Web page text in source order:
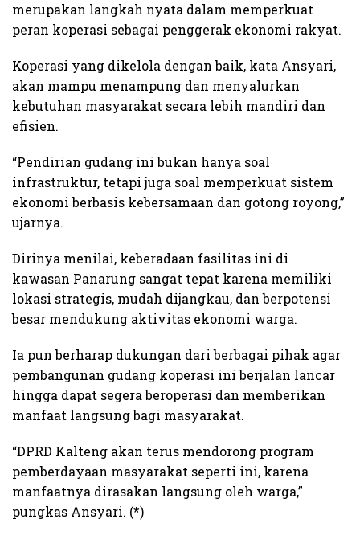
merupakan langkah nyata dalam memperkuat
peran koperasi sebagai penggerak ekonomi rakyat.
Koperasi yang dikelola dengan baik, kata Ansyari,
akan mampu menampung dan menyalurkan
kebutuhan masyarakat secara lebih mandiri dan
efisien.
“Pendirian gudang ini bukan hanya soal
infrastruktur, tetapi juga soal memperkuat sistem
ekonomi berbasis kebersamaan dan gotong royong,”
ujarnya.
Dirinya menilai, keberadaan fasilitas ini di
kawasan Panarung sangat tepat karena memiliki
lokasi strategis, mudah dijangkau, dan berpotensi
besar mendukung aktivitas ekonomi warga.
Ia pun berharap dukungan dari berbagai pihak agar
pembangunan gudang koperasi ini berjalan lancar
hingga dapat segera beroperasi dan memberikan
manfaat langsung bagi masyarakat.
“DPRD Kalteng akan terus mendorong program
pemberdayaan masyarakat seperti ini, karena
manfaatnya dirasakan langsung oleh warga,”
pungkas Ansyari. (*)​